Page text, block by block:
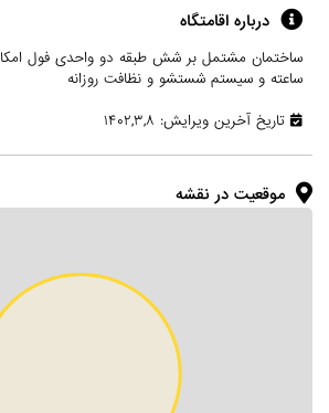
درباره اقامتگاه
ساعته و سیستم شستشو و نظافت روزانه
تاریخ آخرین ویرایش: ۱۴۰۲,۳,۸
موقعیت در نقشه